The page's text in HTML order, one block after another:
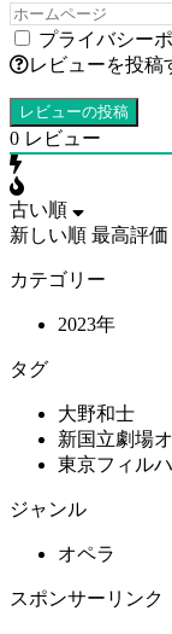
プライバシー
レビューを投稿
0 レビュー
古い順
新しい順 最高評価
カテゴリー
2023年
タグ
大野和士
新国立劇場
東京フィル
ジャンル
オペラ
スポンサーリンク